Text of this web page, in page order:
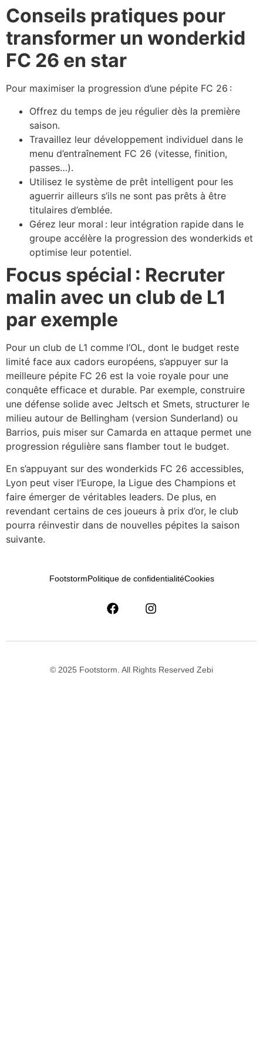
Conseils pratiques pour
transformer un wonderkid
FC 26 en star
Pour maximiser la progression d’une pépite FC 26 :
Offrez du temps de jeu régulier dès la première
saison.
Travaillez leur développement individuel dans le
menu d’entraînement FC 26 (vitesse, finition,
passes…).
Utilisez le système de prêt intelligent pour les
aguerrir ailleurs s’ils ne sont pas prêts à être
titulaires d’emblée.
Gérez leur moral : leur intégration rapide dans le
groupe accélère la progression des wonderkids et
optimise leur potentiel.
Focus spécial : Recruter
malin avec un club de L1
par exemple
Pour un club de L1 comme l’OL, dont le budget reste
limité face aux cadors européens, s’appuyer sur la
meilleure pépite FC 26 est la voie royale pour une
conquête efficace et durable. Par exemple, construire
une défense solide avec Jeltsch et Smets, structurer le
milieu autour de Bellingham (version Sunderland) ou
Barrios, puis miser sur Camarda en attaque permet une
progression régulière sans flamber tout le budget.
En s’appuyant sur des wonderkids FC 26 accessibles,
Lyon peut viser l’Europe, la Ligue des Champions et
faire émerger de véritables leaders. De plus, en
revendant certains de ces joueurs à prix d’or, le club
pourra réinvestir dans de nouvelles pépites la saison
suivante.
FootstormPolitique de confidentialitéCookies
© 2025 Footstorm. All Rights Reserved Zebi